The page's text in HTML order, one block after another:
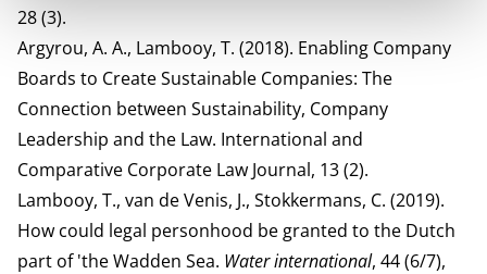
28 (3).
Argyrou, A. A., Lambooy, T. (2018). Enabling Company
Boards to Create Sustainable Companies: The
Connection between Sustainability, Company
Leadership and the Law. International and
Comparative Corporate Law Journal, 13 (2).
Lambooy, T., van de Venis, J., Stokkermans, C. (2019).
How could legal personhood be granted to the Dutch
part of 'the Wadden Sea. Water international, 44 (6/7),